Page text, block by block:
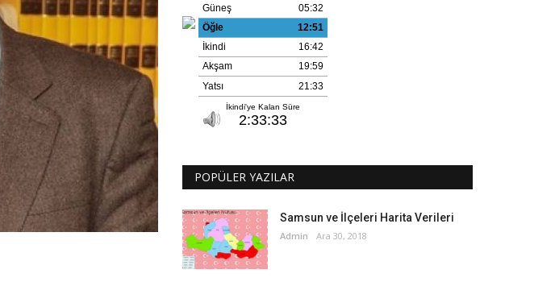
POPÜLER YAZILAR
Samsun ve İlçeleri Harita Verileri
Admin Ara 30, 2018